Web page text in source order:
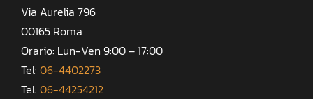
Via Aurelia 796
00165 Roma
Orario: Lun-Ven 9:00 – 17:00
Tel: 06-4402273
Tel: 06-44254212